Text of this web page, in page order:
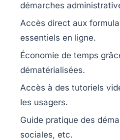
démarches
Accès direct aux
essentiels en ligne.
Économie de temps
dématérialisées.
Accès à des tutoriels
les usagers.
Guide pratique des
sociales, etc.